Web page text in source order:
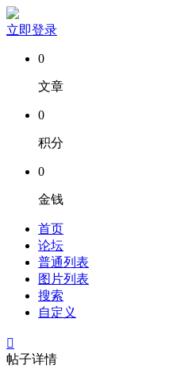
立即登录
0
文章
0
积分
0
金钱
首页
论坛
普通列表
图片列表
搜索
自定义

帖子详情